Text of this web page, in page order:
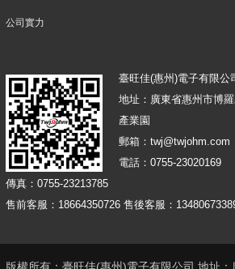
公司實力
臺旺佳(惠州)電子有限公
地址：廣東省惠州市博
產業園
郵箱：twj@twjohm.com
電話：0755-23020169
傳真：0755-23213785
售前客服：18664350726 售後客服：
版權所有：臺旺佳(惠州)電子有限公司 地址